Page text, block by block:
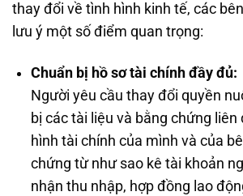
thay đổi về tình hình kinh tế, các
lưu ý một số điểm quan trọng:
Chuẩn bị hồ sơ tài chính đầy đủ:
Người yêu cầu thay đổi quyền
bị các tài liệu và bằng chứng liên
hình tài chính của mình và của
chứng từ như sao kê tài khoản
nhận thu nhập, hợp đồng lao